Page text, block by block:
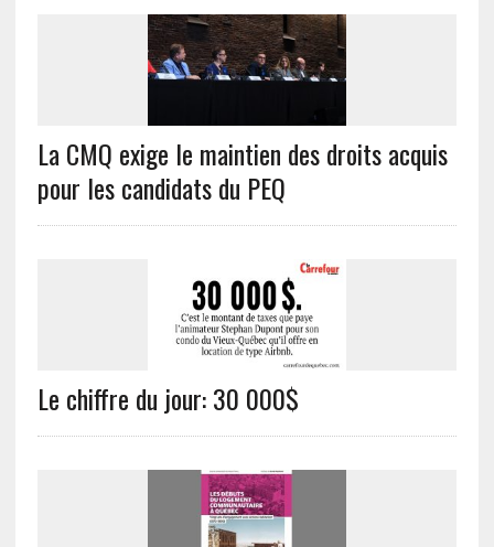
La CMQ exige le maintien des droits acquis
pour les candidats du PEQ
Le chiffre du jour: 30 000$